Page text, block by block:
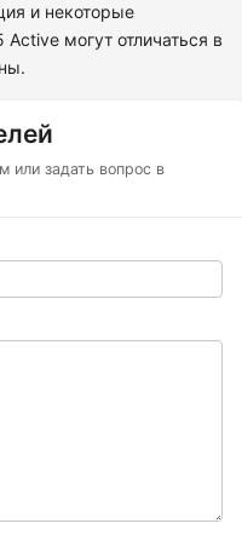
и некоторые
могут отличаться в
или задать вопрос в